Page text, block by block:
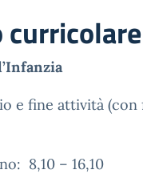
curricolare
e fine attività (con
8,10 – 16,10